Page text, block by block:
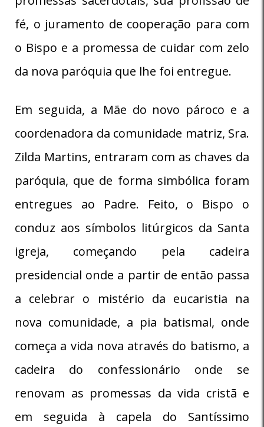
fé, o juramento de cooperação para com
o Bispo e a promessa de cuidar com zelo
da nova paróquia que lhe foi entregue.
Em seguida, a Mãe do novo pároco e a
coordenadora da comunidade matriz, Sra.
Zilda Martins, entraram com as chaves da
paróquia, que de forma simbólica foram
entregues ao Padre. Feito, o Bispo o
conduz aos símbolos litúrgicos da Santa
igreja, começando pela cadeira
presidencial onde a partir de então passa
a celebrar o mistério da eucaristia na
nova comunidade, a pia batismal, onde
começa a vida nova através do batismo, a
cadeira do confessionário onde se
renovam as promessas da vida cristã e
em seguida à capela do Santíssimo